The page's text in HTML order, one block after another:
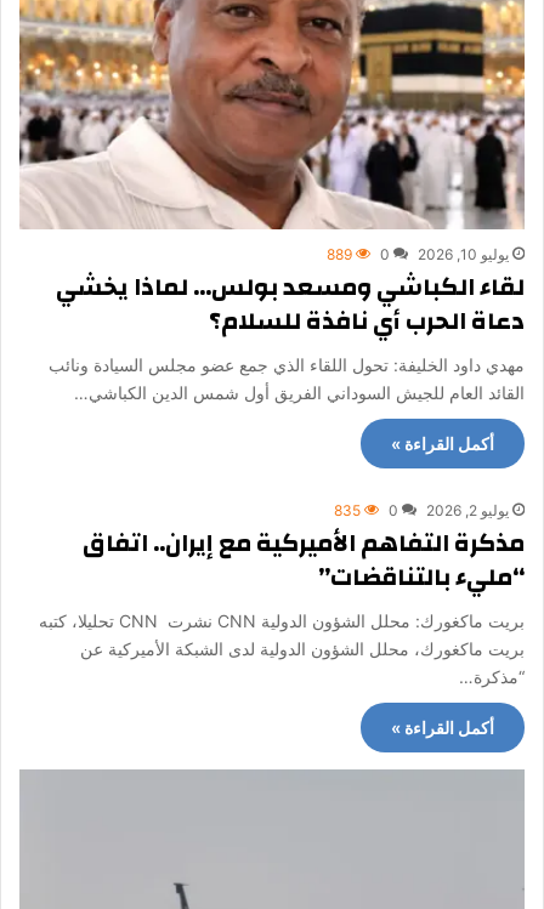
يوليو 10, 2026 0
889
لقاء الكباشي ومسعد بولس… لماذا يخشي
دعاة الحرب أي نافذة للسلام؟
​مهدي داود الخليفة: تحول اللقاء الذي جمع عضو مجلس السيادة ونائب
القائد العام للجيش السوداني الفريق أول شمس الدين الكباشي…
أكمل القراءة »
يوليو 2, 2026 0
835
مذكرة التفاهم الأميركية مع إيران.. اتفاق
“مليء بالتناقضات”
بريت ماكغورك: محلل الشؤون الدولية CNN نشرت CNN تحليلا، كتبه
بريت ماكغورك، محلل الشؤون الدولية لدى الشبكة الأميركية عن
“مذكرة…
أكمل القراءة »